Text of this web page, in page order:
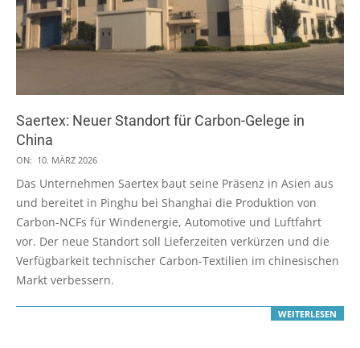
Saertex: Neuer Standort für Carbon-Gelege in
China
2026-
03-
10
ON: 10. MÄRZ 2026
Das Unternehmen Saertex baut seine Präsenz in Asien aus
und bereitet in Pinghu bei Shanghai die Produktion von
Carbon-NCFs für Windenergie, Automotive und Luftfahrt
vor. Der neue Standort soll Lieferzeiten verkürzen und die
Verfügbarkeit technischer Carbon-Textilien im chinesischen
Markt verbessern.
WEITERLESEN